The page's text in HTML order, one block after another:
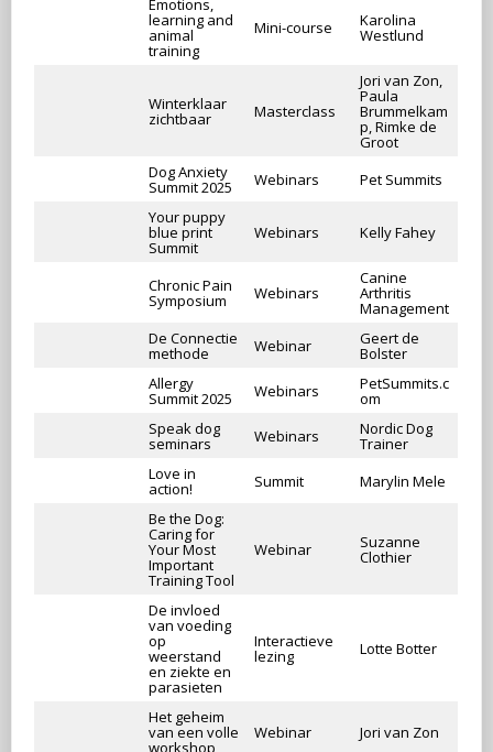
learning and
animal
training
Mini-course Karolina
Westlund
Winterklaar
zichtbaar Masterclass
Jori van Zon,
Paula
Brummelkam
p, Rimke de
Groot
Dog Anxiety
Summit 2025 Webinars
Pet Summits
Your puppy
blue print
Summit
Webinars Kelly Fahey
Chronic Pain
Symposium Webinars
Canine
Arthritis
Management
De Connectie
methode Webinar Geert de
Bolster
Allergy
Summit 2025 Webinars PetSummits.c
om
Speak dog
seminars Webinars Nordic Dog
Trainer
Love in
action! Summit
Marylin Mele
Be the Dog:
Caring for
Your Most
Important
Training Tool
Webinar Suzanne
Clothier
De invloed
van voeding
op
weerstand
en ziekte en
parasieten
Interactieve
lezing Lotte Botter
Het geheim
van een volle
workshop
Webinar Jori van Zon